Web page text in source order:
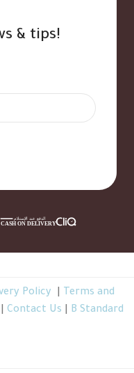
& tips!
Policy
Terms and
Contact Us B Standard